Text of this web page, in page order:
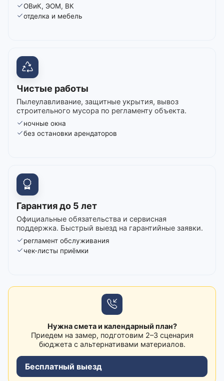
ОВиК, ЭОМ, ВК
отделка и мебель
Чистые работы
Пылеулавливание, защитные укрытия, вывоз
строительного мусора по регламенту объекта.
ночные окна
без остановки арендаторов
Гарантия до 5 лет
Официальные обязательства и сервисная
поддержка. Быстрый выезд на гарантийные заявки.
регламент обслуживания
чек-листы приёмки
Нужна смета и календарный план?
Приедем на замер, подготовим 2–3 сценария
бюджета с альтернативами материалов.
Бесплатный выезд